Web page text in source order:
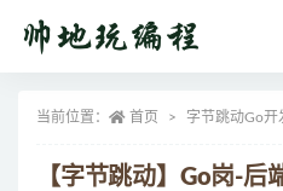
当前位置： 首页 字节跳动Go开
【字节跳动】Go岗-后